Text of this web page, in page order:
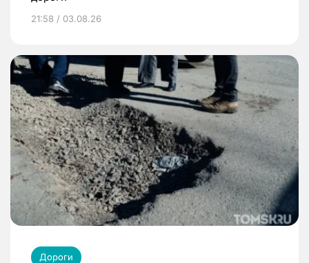
21:58 / 03.08.26
Дороги